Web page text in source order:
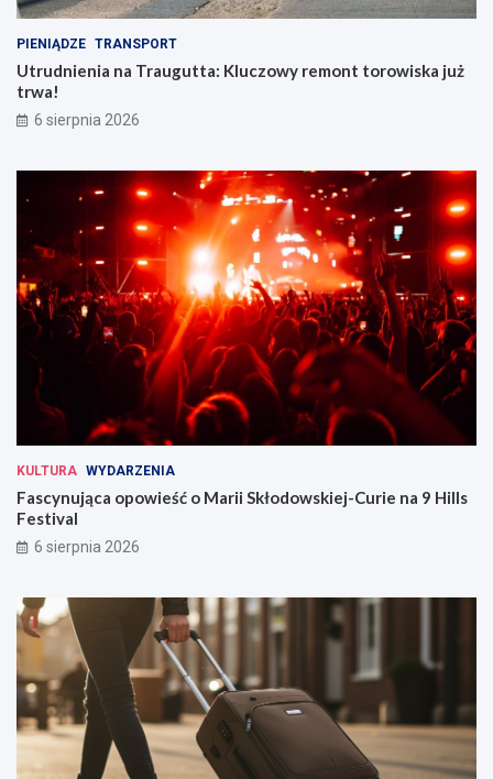
PIENIĄDZE TRANSPORT
Utrudnienia na Traugutta: Kluczowy remont torowiska już
trwa!
6 sierpnia 2026
KULTURA WYDARZENIA
Fascynująca opowieść o Marii Skłodowskiej-Curie na 9 Hills
Festival
6 sierpnia 2026